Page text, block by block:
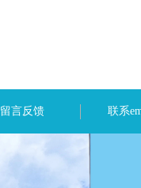
留言反馈 联系